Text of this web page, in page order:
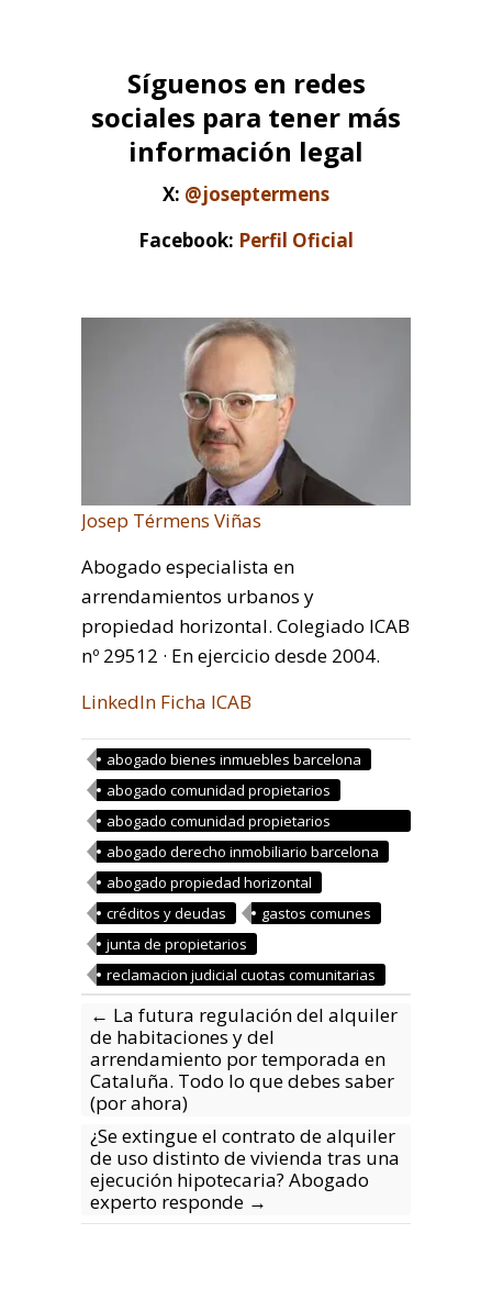
Síguenos en redes
sociales para tener más
información legal
X: @joseptermens
Facebook: Perfil Oficial
Josep Térmens Viñas
Abogado especialista en
arrendamientos urbanos y
propiedad horizontal. Colegiado ICAB
nº 29512 · En ejercicio desde 2004.
LinkedIn Ficha ICAB
abogado bienes inmuebles barcelona
abogado comunidad propietarios
abogado comunidad propietarios
barcelona
abogado derecho inmobiliario barcelona
abogado propiedad horizontal
créditos y deudas
gastos comunes
junta de propietarios
reclamacion judicial cuotas comunitarias
← La futura regulación del alquiler
de habitaciones y del
arrendamiento por temporada en
Cataluña. Todo lo que debes saber
(por ahora)
¿Se extingue el contrato de alquiler
de uso distinto de vivienda tras una
ejecución hipotecaria? Abogado
experto responde →